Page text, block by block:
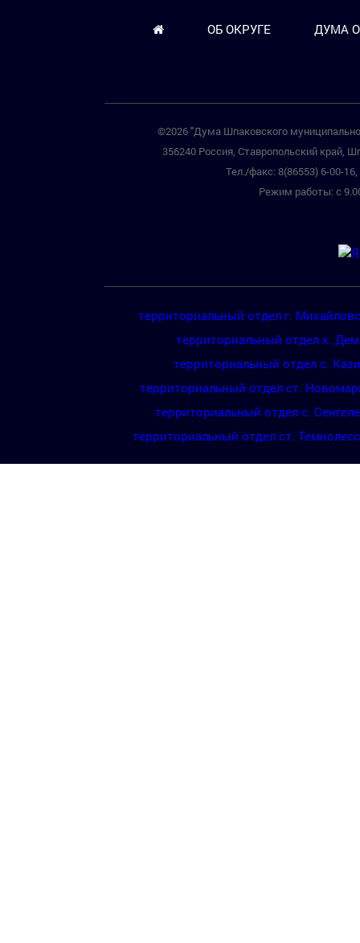
ОБ ОКРУГЕ ДУМА
©2026 "Дума Шпаковского
356240 Россия, Ставропольский край,
Тел./факс: 8(86553) 6-00-
Режим работы: с
территориальный отдел г.
территориальный отдел х.
территориальный отдел с.
территориальный отдел ст.
территориальный отдел с.
территориальный отдел ст.